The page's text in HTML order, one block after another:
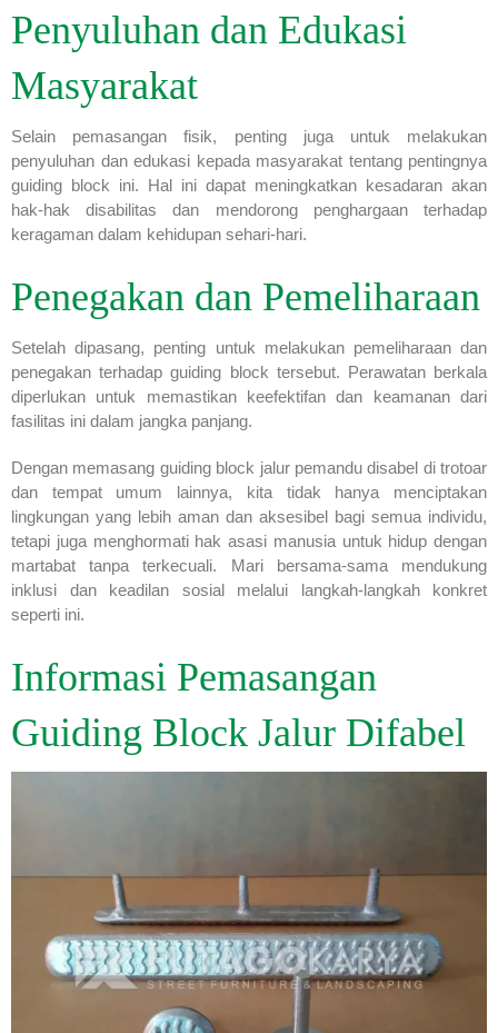
Penyuluhan dan Edukasi
Masyarakat
Selain pemasangan fisik, penting juga untuk melakukan
penyuluhan dan edukasi kepada masyarakat tentang pentingnya
guiding block ini. Hal ini dapat meningkatkan kesadaran akan
hak-hak disabilitas dan mendorong penghargaan terhadap
keragaman dalam kehidupan sehari-hari.
Penegakan dan Pemeliharaan
Setelah dipasang, penting untuk melakukan pemeliharaan dan
penegakan terhadap guiding block tersebut. Perawatan berkala
diperlukan untuk memastikan keefektifan dan keamanan dari
fasilitas ini dalam jangka panjang.
Dengan memasang guiding block jalur pemandu disabel di trotoar
dan tempat umum lainnya, kita tidak hanya menciptakan
lingkungan yang lebih aman dan aksesibel bagi semua individu,
tetapi juga menghormati hak asasi manusia untuk hidup dengan
martabat tanpa terkecuali. Mari bersama-sama mendukung
inklusi dan keadilan sosial melalui langkah-langkah konkret
seperti ini.
Informasi Pemasangan
Guiding Block Jalur Difabel